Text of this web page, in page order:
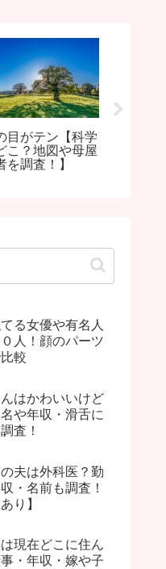
目がテン【科学
こ？地図や母屋
を調査！】
る女優や有名人
人！顔のパーツ
較
はかわいいけど
や年収・滑舌に
査！
夫は外科医？勤
・名前も調査！
り】
現在どこに住ん
・年収・嫁や子